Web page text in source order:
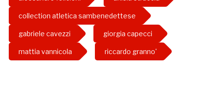
collection atletica sambenedettese
gabriele cavezzi giorgia capecci
mattia vannicola riccardo granno'